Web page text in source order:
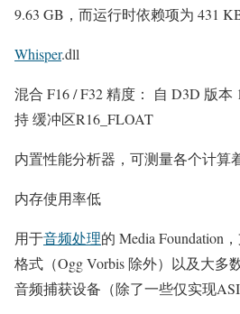
9.63 GB，而运行时依赖项为 431
Whisper.dll
混合 F16 / F32 精度： 自 D3D 版本
持 缓冲区R16_FLOAT
内置性能分析器，可测量各个计算
内存使用率低
用于音频处理的 Media Foundation
格式（Ogg Vorbis 除外）以及大多
音频捕获设备（除了一些仅实现